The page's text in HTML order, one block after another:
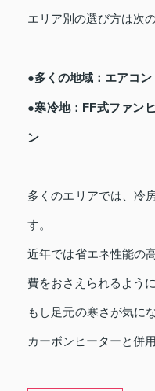
エリア別の選び方は次
●多くの地域：エアコン
●寒冷地：FF式ファン
ン
多くのエリアでは、冷
す。
近年では省エネ性能の
費をおさえられるよう
もし足元の寒さが気に
カーボンヒーターと併